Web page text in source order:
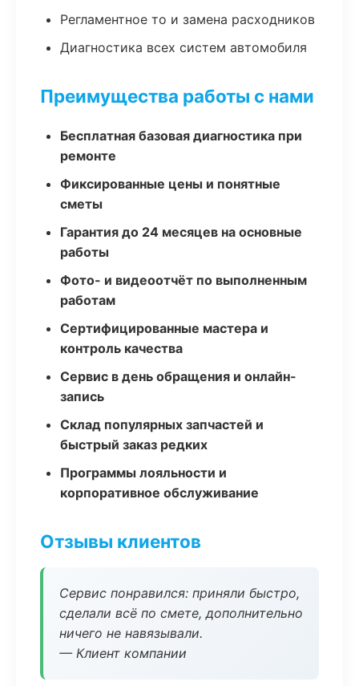
Регламентное то и замена расходников
Диагностика всех систем автомобиля
Преимущества работы с нами
Бесплатная базовая диагностика при
ремонте
Фиксированные цены и понятные
сметы
Гарантия до 24 месяцев на основные
работы
Фото- и видеоотчёт по выполненным
работам
Сертифицированные мастера и
контроль качества
Сервис в день обращения и онлайн-
запись
Склад популярных запчастей и
быстрый заказ редких
Программы лояльности и
корпоративное обслуживание
Отзывы клиентов
Сервис понравился: приняли быстро,
сделали всё по смете, дополнительно
ничего не навязывали.
— Клиент компании